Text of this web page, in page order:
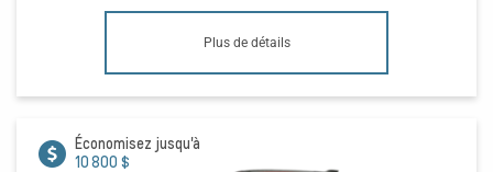
Plus de détails
Économisez jusqu'à
10 800 $